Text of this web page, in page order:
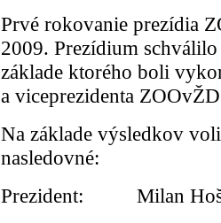
Prvé rokovanie prezídia
2009. Prezídium
základe ktorého boli
a viceprezidenta
Na základe výsledkov
nasledovné:
Prezident: Milan